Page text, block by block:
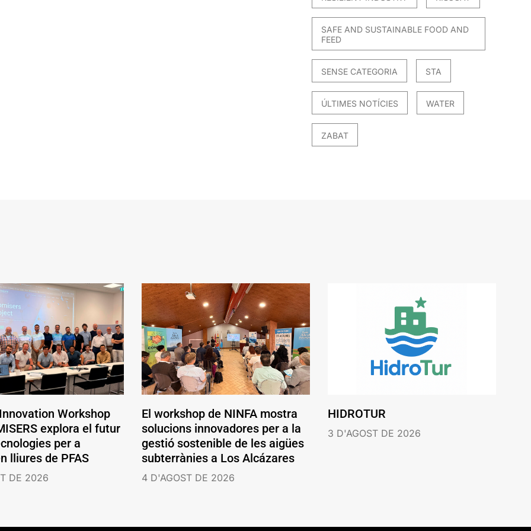
SAFE AND SUSTAINABLE FOOD AND
FEED
SENSE CATEGORIA STA
ÚLTIMES NOTÍCIES WATER
ZABAT
Workshop
explora el futur
per a
lliures de PFAS
DE 2026
El workshop de NINFA mostra
solucions innovadores per a la
gestió sostenible de les aigües
subterrànies a Los Alcázares
4 D'AGOST DE 2026
HIDROTUR
3 D'AGOST DE 2026